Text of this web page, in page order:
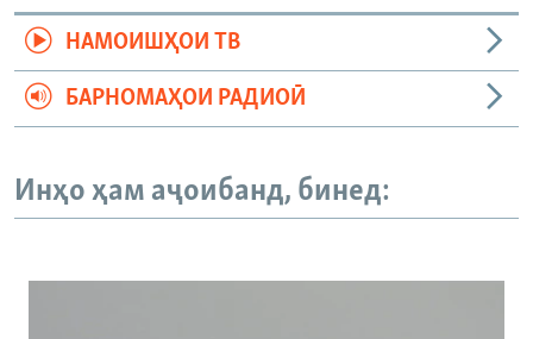
НАМОИШҲОИ ТВ
БАРНОМАҲОИ РАДИОӢ
Инҳо ҳам аҷоибанд, бинед: